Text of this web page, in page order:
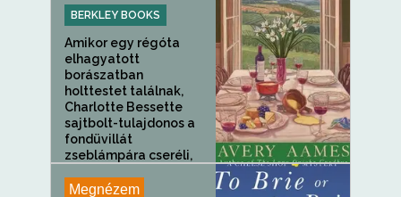
BERKLEY BOOKS
Amikor egy régóta
elhagyatott
borászatban
holttestet találnak,
Charlotte Bessette
sajtbolt-tulajdonos a
fondüvillát
zseblámpára cseréli,
Megnézem